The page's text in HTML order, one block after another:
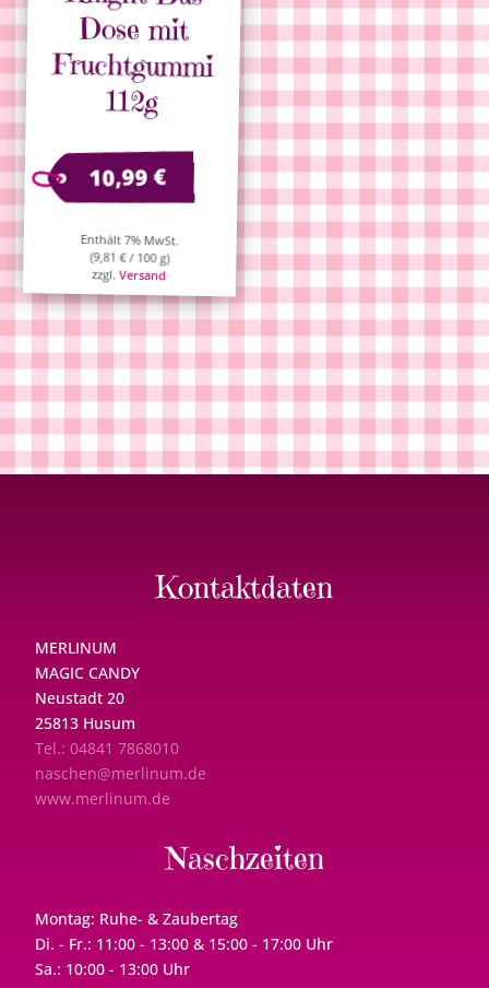
Dose mit
112g
10,99€
Enthält 7% MwSt.
(9,81€/ 100 g)
zzgl.Versand
Kontaktdaten
MERLINUM
MAGIC CANDY
Neustadt 20
25813 Husum
Tel.: 04841 7868010
naschen@merlinum.de
www.merlinum.de
Naschzeiten
Montag: Ruhe- & Zaubertag
Di. - Fr.: 11:00 - 13:00 & 15:00 - 17:00 Uhr
Sa.: 10:00 - 13:00 Uhr